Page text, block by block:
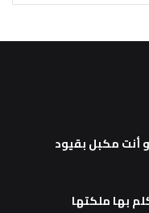
أنت مكبل بقيود
بها ملكتها